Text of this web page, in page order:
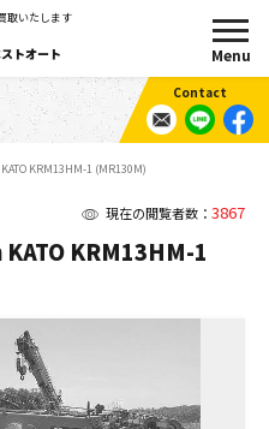
取いたします
トオート
KRM13HM-1 (MR130M)
現在の閲覧者数： 3867
KRM13HM-1